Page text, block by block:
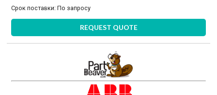
Срок поставки:По запросу
REQUEST QUOTE